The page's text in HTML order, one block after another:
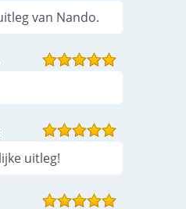
van Nando.
uitleg!